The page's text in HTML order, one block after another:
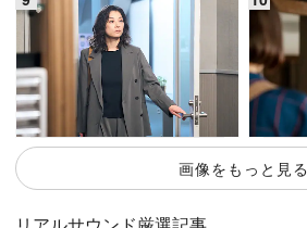
画像をもっと見る